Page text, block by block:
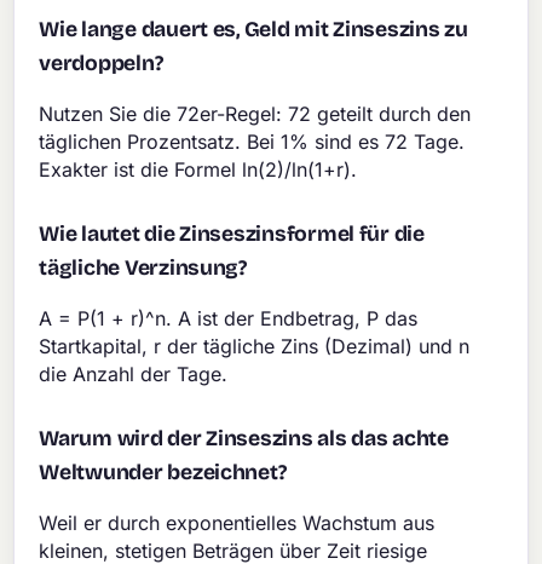
Wie lange dauert es, Geld mit Zinseszins zu
verdoppeln?
Nutzen Sie die 72er-Regel: 72 geteilt durch den
täglichen Prozentsatz. Bei 1% sind es 72 Tage.
Exakter ist die Formel ln(2)/ln(1+r).
Wie lautet die Zinseszinsformel für die
tägliche Verzinsung?
A = P(1 + r)^n. A ist der Endbetrag, P das
Startkapital, r der tägliche Zins (Dezimal) und n
die Anzahl der Tage.
Warum wird der Zinseszins als das achte
Weltwunder bezeichnet?
Weil er durch exponentielles Wachstum aus
kleinen, stetigen Beträgen über Zeit riesige